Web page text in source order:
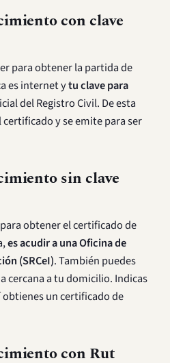
con clave
para obtener la partida de
es internet ytu clave para
del Registro Civil. De esta
y se emite para ser
sin clave
obtener el certificado de
es acudir a una Oficina de
(SRCeI). También puedes
cercana a tu domicilio. Indicas
un certificado de
con Rut